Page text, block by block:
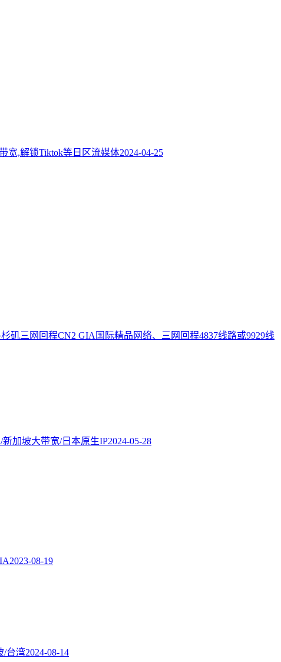
宽,解锁Tiktok等日区流媒体2024-04-25
矶三网回程CN2 GIA国际精品网络、三网回程4837线路或9929线
新加坡大带宽/日本原生IP2024-05-28
2023-08-19
/台湾2024-08-14